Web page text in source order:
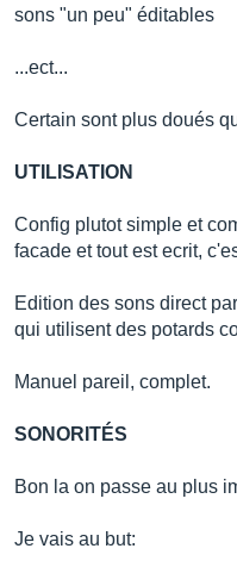
sons "un peu" éditables
...ect...
Certain sont plus doués
UTILISATION
Config plutot simple et
facade et tout est ecrit,
Edition des sons direct
qui utilisent des potards
Manuel pareil, complet.
SONORITÉS
Bon la on passe au plus
Je vais au but: